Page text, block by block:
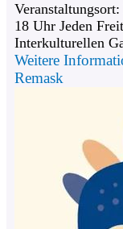
18 Uhr Jeden
Interkulturellen
Weitere
Remask